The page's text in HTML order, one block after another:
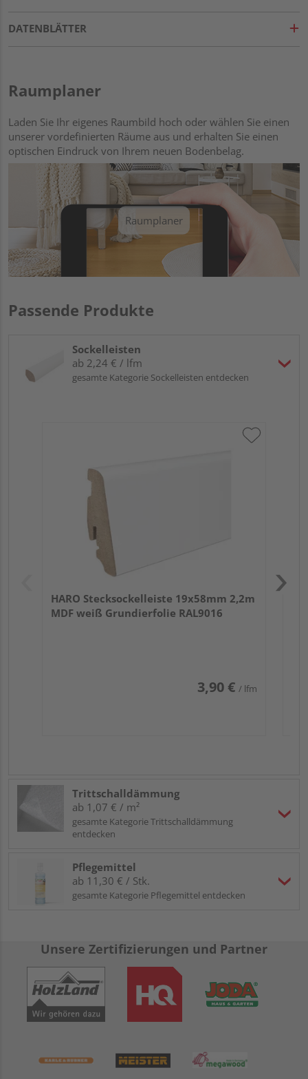
DATENBLÄTTER
Raumplaner
Laden Sie Ihr eigenes Raumbild hoch oder wählen Sie einen
unserer vordefinierten Räume aus und erhalten Sie einen
optischen Eindruck von Ihrem neuen Bodenbelag.
Raumplaner
Passende Produkte
Sockelleisten
ab 2,24 € / lfm
gesamte Kategorie Sockelleisten entdecken
HARO Stecksockelleiste 19x58mm 2,2m
MDF weiß Grundierfolie RAL9016
3,90 € / lfm
Trittschalldämmung
ab 1,07 € / m²
gesamte Kategorie Trittschalldämmung
entdecken
Pflegemittel
ab 11,30 € / Stk.
gesamte Kategorie Pflegemittel entdecken
Unsere Zertifizierungen und Partner